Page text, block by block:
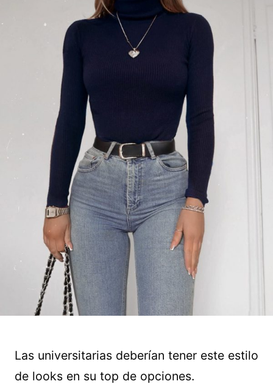
Las universitarias deberían tener este estilo
de looks en su top de opciones.